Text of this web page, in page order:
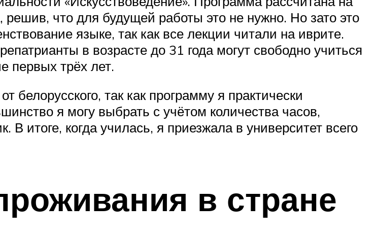
решив, что для будущей работы это не нужно. Но зато это
языке, так как все лекции читали на иврите.
в возрасте до 31 года могут свободно учиться
первых трёх лет.
белорусского, так как программу я практически
я могу выбрать с учётом количества часов,
итоге, когда училась, я приезжала в университет всего
в стране